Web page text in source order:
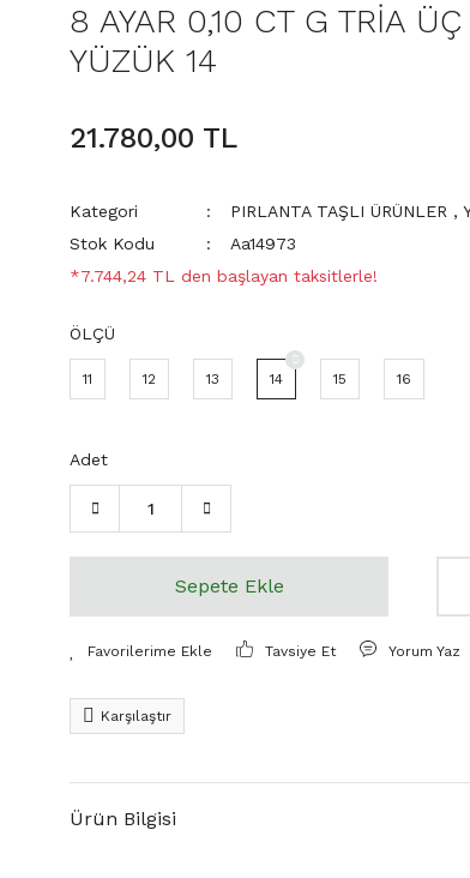
8 AYAR 0,10 CT G TRİA
YÜZÜK 14
21.780,00 TL
Kategori PIRLANTA TAŞLI ÜRÜNLER ,
Stok Kodu
Aa14973
*7.744,24 TL den başlayan taksitlerle!
ÖLÇÜ
11 12 13 14 15 16
Adet
Sepete Ekle
Tavsiye Et Yorum Yaz
Karşılaştır
Ürün Bilgisi